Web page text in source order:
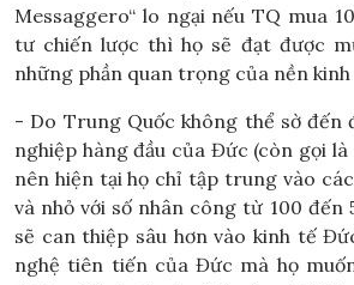
Messaggero“ lo ngại nếu TQ mua
tư chiến lược thì họ sẽ đạt được
những phần quan trọng của nền
- Do Trung Quốc không thể sờ đến
nghiệp hàng đầu của Đức (còn gọi
nên hiện tại họ chỉ tập trung vào
và nhỏ với số nhân công từ 100 đến
sẽ can thiệp sâu hơn vào kinh tế
nghệ tiên tiến của Đức mà họ